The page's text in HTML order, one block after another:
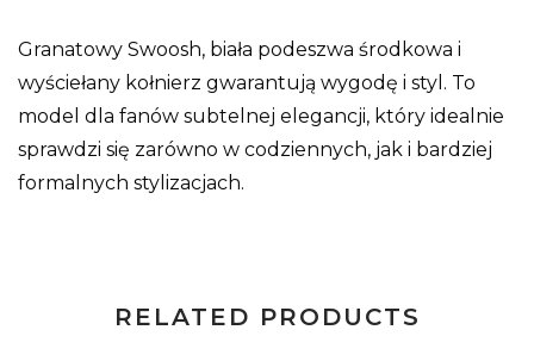
Granatowy Swoosh, biała podeszwa środkowa i
wyściełany kołnierz gwarantują wygodę i styl. To
model dla fanów subtelnej elegancji, który idealnie
sprawdzi się zarówno w codziennych, jak i bardziej
formalnych stylizacjach.
RELATED PRODUCTS